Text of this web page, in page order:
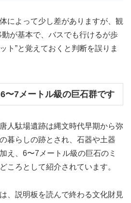
によって少し差がありますが、観
が基本で、バスでも行けるが歩
ト”と覚えておくと判断を誤りま
〜7メートル級の巨石群です
人駄場遺跡は縄文時代早期から弥
暮らしの跡とされ、石器や土器
え、6〜7メートル級の巨石のミ
ころとして紹介されています。
、説明板を読んで終わる文化財見